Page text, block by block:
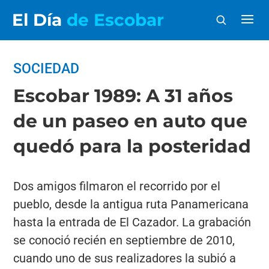
El Día de Escobar
SOCIEDAD
Escobar 1989: A 31 años
de un paseo en auto que
quedó para la posteridad
Dos amigos filmaron el recorrido por el
pueblo, desde la antigua ruta Panamericana
hasta la entrada de El Cazador. La grabación
se conoció recién en septiembre de 2010,
cuando uno de sus realizadores la subió a